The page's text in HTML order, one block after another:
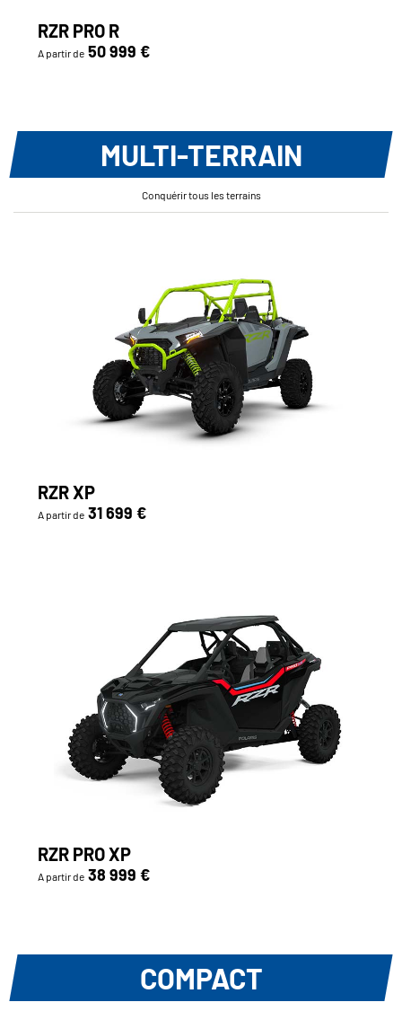
RZR PRO R
A partir de 50 999 €
MULTI-TERRAIN
Conquérir tous les terrains
RZR XP
A partir de 31 699 €
RZR PRO XP
A partir de 38 999 €
COMPACT